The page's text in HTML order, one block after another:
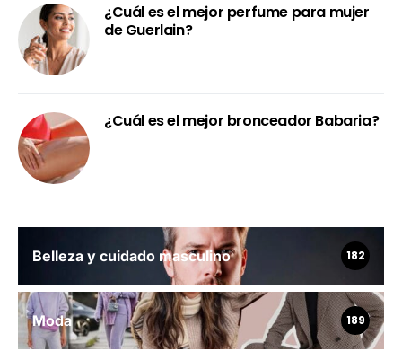
¿Cuál es el mejor perfume para mujer
de Guerlain?
¿Cuál es el mejor bronceador Babaria?
Belleza y cuidado masculino 182
Moda 189